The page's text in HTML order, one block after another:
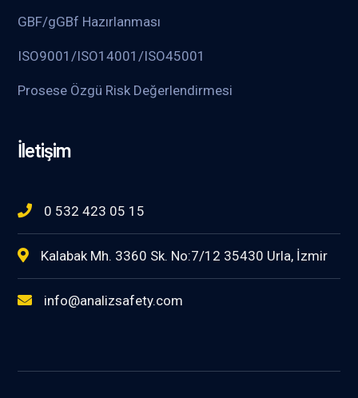
GBF/gGBf Hazırlanması
ISO9001/ISO14001/ISO45001
Prosese Özgü Risk Değerlendirmesi
İletişim
0 532 423 05 15
Kalabak Mh. 3360 Sk. No:7/12 35430 Urla, İzmir
info@analizsafety.com